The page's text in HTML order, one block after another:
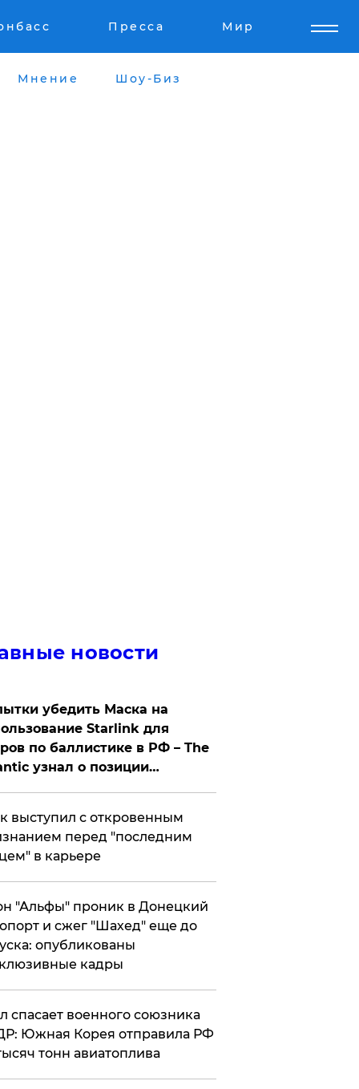
Пресса Мир
Мнение Шоу-Биз
новости
убедить Маска на
Starlink для
по баллистике в РФ – The
узнал о позиции
выступил с откровенным
перед "последним
в карьере
"Альфы" проник в Донецкий
и сжег "Шахед" еще до
опубликованы
кадры
спасает военного союзника
Южная Корея отправила РФ
тонн авиатоплива